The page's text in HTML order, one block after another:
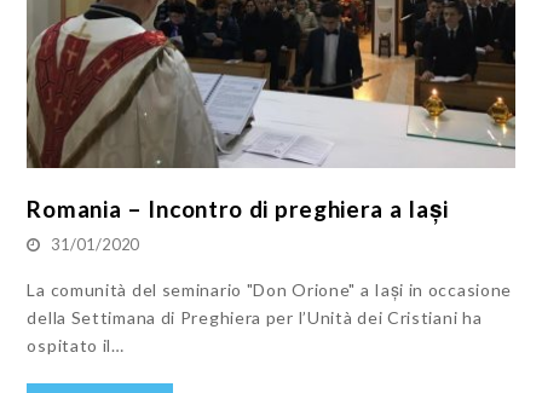
Romania – Incontro di preghiera a Iași
31/01/2020
La comunità del seminario "Don Orione" a Iași in occasione
della Settimana di Preghiera per l’Unità dei Cristiani ha
ospitato il…